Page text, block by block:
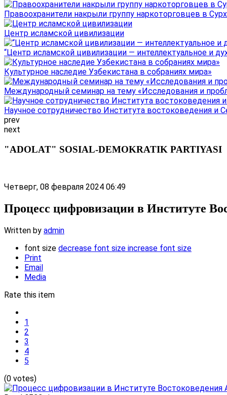
Правоохранители накрыли группу наркоторговцев в
Центр исламской цивилизации
“Центр исламской цивилизации — интеллектуальное и
Культурное наследие Узбекистана в собраниях мира»
Международный семинар на тему «Исследования и
Научное сотрудничество Института востоковедения и
prev
next
"ADOLAT" SOSIAL-DEMOKRATIK PARTIYASI
Четверг, 08 февраля 2024 06:49
Процесс цифровизации в Институте
Written by admin
font size decrease font size increase font size
Print
Email
Media
Rate this item
1
2
3
4
5
(0 votes)